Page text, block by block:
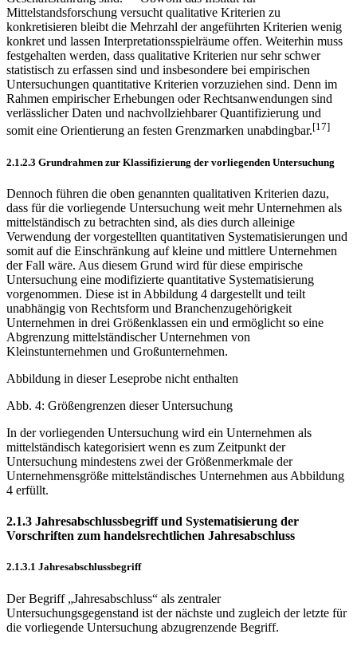
Mittelstandsforschung versucht qualitative Kriterien zu
konkretisieren bleibt die Mehrzahl der angeführten Kriterien wenig
konkret und lassen Interpretationsspielräume offen. Weiterhin muss
festgehalten werden, dass qualitative Kriterien nur sehr schwer
statistisch zu erfassen sind und insbesondere bei empirischen
Untersuchungen quantitative Kriterien vorzuziehen sind. Denn im
Rahmen empirischer Erhebungen oder Rechtsanwendungen sind
verlässlicher Daten und nachvollziehbarer Quantifizierung und
somit eine Orientierung an festen Grenzmarken unabdingbar.[17]
2.1.2.3 Grundrahmen zur Klassifizierung der vorliegenden Untersuchung
Dennoch führen die oben genannten qualitativen Kriterien dazu,
dass für die vorliegende Untersuchung weit mehr Unternehmen als
mittelständisch zu betrachten sind, als dies durch alleinige
Verwendung der vorgestellten quantitativen Systemati­sierungen und
somit auf die Einschränkung auf kleine und mittlere Unternehmen
der Fall wäre. Aus diesem Grund wird für diese empirische
Untersuchung eine modifizierte quantitative Systematisierung
vorgenommen. Diese ist in Abbildung 4 dargestellt und teilt
unabhängig von Rechtsform und Branchenzugehörigkeit
Unternehmen in drei Größenklassen ein und ermöglicht so eine
Abgrenzung mittelständischer Unternehmen von
Kleinstunternehmen und Großunternehmen.
Abbildung in dieser Leseprobe nicht enthalten
Abb. 4: Größengrenzen dieser Untersuchung
In der vorliegenden Untersuchung wird ein Unternehmen als
mittelständisch kategorisiert wenn es zum Zeitpunkt der
Untersuchung mindestens zwei der Größenmerkmale der
Unternehmensgröße mittelständisches Unternehmen aus Abbildung
4 erfüllt.
2.1.3 Jahresabschlussbegriff und Systematisierung der
Vorschriften zum handelsrechtlichen Jahresabschluss
2.1.3.1 Jahresabschlussbegriff
Der Begriff „Jahresabschluss“ als zentraler
Untersuchungsgegenstand ist der nächste und zugleich der letzte für
die vorliegende Untersuchung abzugrenzende Begriff.